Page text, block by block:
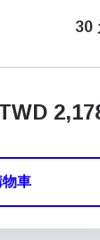
30
車